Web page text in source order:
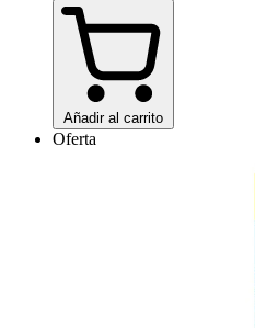
Añadir al carrito
Oferta